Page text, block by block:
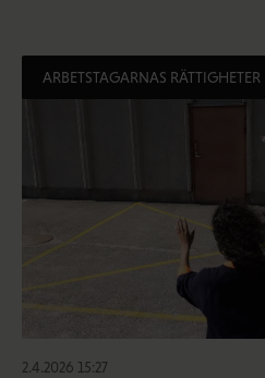
ARBETSTAGARNAS RÄTTIGHETER
2.4.2026 15:27